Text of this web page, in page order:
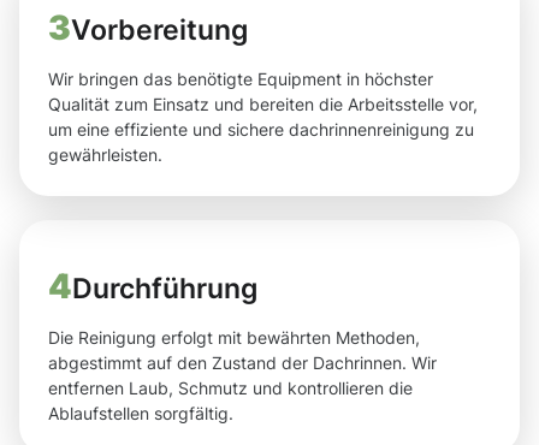
3Vorbereitung
Wir bringen das benötigte Equipment in höchster
Qualität zum Einsatz und bereiten die Arbeitsstelle vor,
um eine effiziente und sichere dachrinnenreinigung zu
gewährleisten.
4Durchführung
Die Reinigung erfolgt mit bewährten Methoden,
abgestimmt auf den Zustand der Dachrinnen. Wir
entfernen Laub, Schmutz und kontrollieren die
Ablaufstellen sorgfältig.